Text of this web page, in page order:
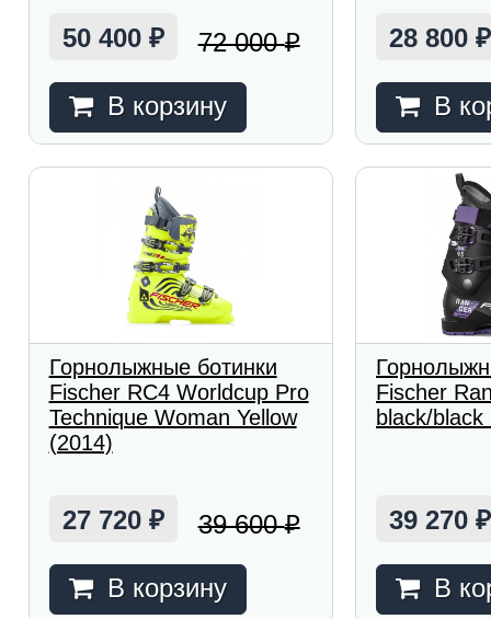
50 400 ₽ 72 000₽
В корзину
28 800₽
В
Горнолыжные ботинки
Fischer RC4 Worldcup Pro
Technique Woman Yellow
(2014)
27 720 ₽ 39 600₽
В корзину
Fischer
black/black
39 270₽
В